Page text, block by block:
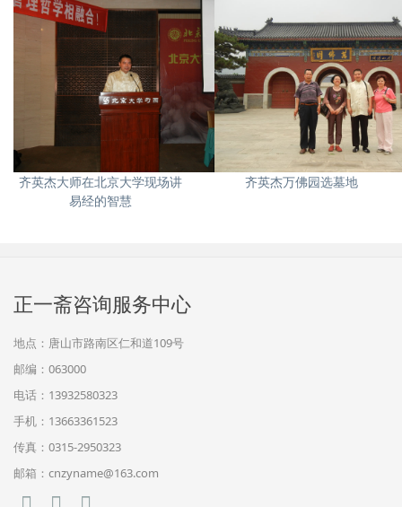
齐英杰大师在北京大学现场讲
易经的智慧
齐英杰万佛园选墓地
正一斋咨询服务中心
地点：唐山市路南区仁和道109号
邮编：063000
电话：13932580323
手机：13663361523
传真：0315-2950323
邮箱：cnzyname@163.com